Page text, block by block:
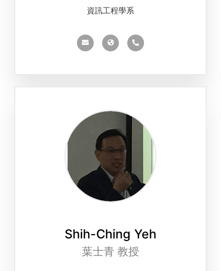
資訊工程學系
Shih-Ching Yeh
葉士青 教授